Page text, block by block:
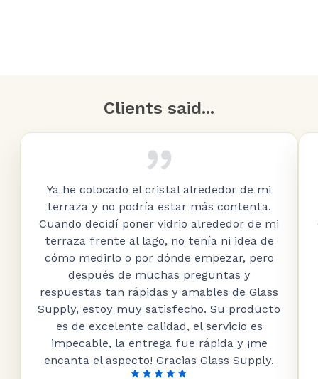
Clients said...
Ya he colocado el cristal alrededor de mi
terraza y no podría estar más contenta.
Cuando decidí poner vidrio alrededor de mi
terraza frente al lago, no tenía ni idea de
cómo medirlo o por dónde empezar, pero
después de muchas preguntas y
respuestas tan rápidas y amables de Glass
Supply, estoy muy satisfecho. Su producto
es de excelente calidad, el servicio es
impecable, la entrega fue rápida y ¡me
encanta el aspecto! Gracias Glass Supply.